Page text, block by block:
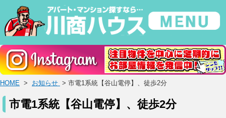
HOME > お知らせ > 市電1系統【谷山電停】、徒歩2分
市電1系統【谷山電停】、徒歩2分